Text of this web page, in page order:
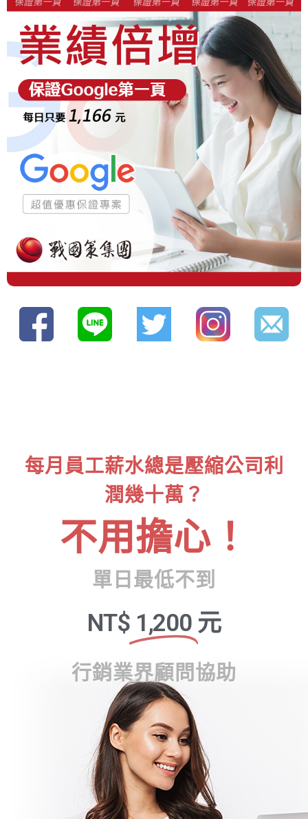
每月員工薪水總是壓縮公司利
潤幾十萬？
不用擔心！
單日最低不到
NT$ 1,200 元
行銷業界顧問協助